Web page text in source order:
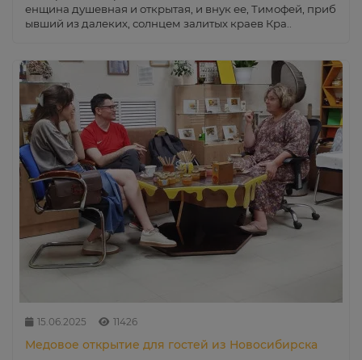
енщина душевная и открытая, и внук ее, Тимофей, приб
ывший из далеких, солнцем залитых краев Кра..
15.06.2025 11426
Медовое открытие для гостей из Новосибирска